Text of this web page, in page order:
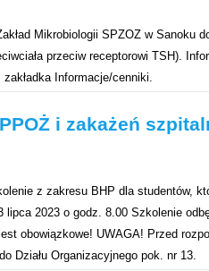
Mikrobiologii SPZOZ w Sanoku
przeciw receptorowi TSH).
Informacje/cenniki.
i zakażeń
z zakresu BHP dla studentów,
lipca 2023 o godz. 8.00 Szkolenie
obowiązkowe! UWAGA! Przed
Działu Organizacyjnego pok. nr 13.